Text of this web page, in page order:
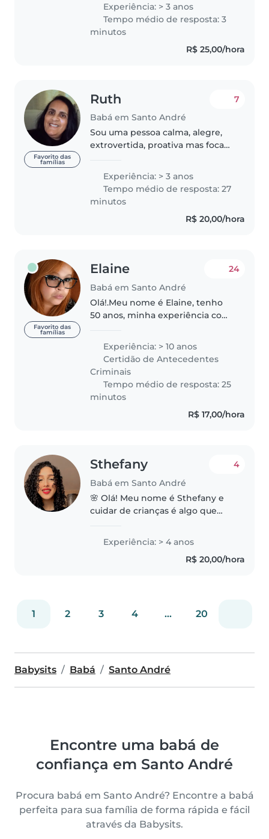
tenho 2 filhos de maiores idades
sou casada a 5 anos meus filhos..
Experiência: > 3 anos
Tempo médio de resposta: 3
minutos
R$ 25,00/hora
Favorito das
famílias
Ruth
Babá em Santo André
7
Sou uma pessoa calma, alegre,
extrovertida, proativa mas focada
todas as situações que envolvem
as minhas responsabilidades
para o maior cuidado e
Experiência: > 3 anos
Tempo médio de resposta: 27
minutos
R$ 20,00/hora
Favorito das
famílias
Elaine
Babá em Santo André
24
Olá!.Meu nome é Elaine, tenho
50 anos, minha experiência com
vida, pois tenho um casal de
filhos, hoje com 21 e 24anos. Já
fui babá de gêmeos de 9 meses,..
Experiência: > 10 anos
Certidão de Antecedentes
Criminais
Tempo médio de resposta: 25
minutos
R$ 17,00/hora
Sthefany
Babá em Santo André
4
🌸 Olá! Meu nome é Sthefany e
cuidar de crianças é algo que
dedicação. 💛 Tenho experiência
com bebês, crianças da
educação infantil e também com
Experiência: > 4 anos
R$ 20,00/hora
1 2 3 4 ... 20
Babysits Babá Santo André
Encontre uma babá de
confiança em Santo André
Procura babá em Santo André? Encontre a babá
perfeita para sua família de forma rápida e fácil
através da Babysits.